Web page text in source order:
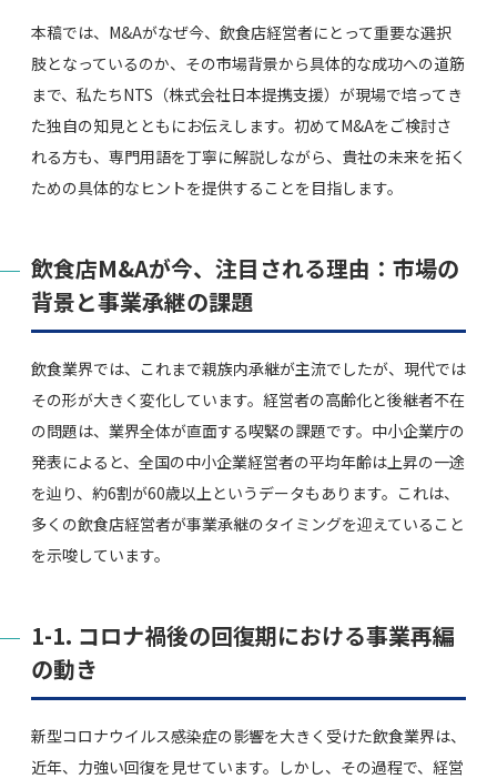
本稿では、M&Aがなぜ今、飲食店経営者にとって重要な選択
肢となっているのか、その市場背景から具体的な成功への道筋
まで、私たちNTS（株式会社日本提携支援）が現場で培ってき
た独自の知見とともにお伝えします。初めてM&Aをご検討さ
れる方も、専門用語を丁寧に解説しながら、貴社の未来を拓く
ための具体的なヒントを提供することを目指します。
飲食店M&Aが今、注目される理由：市場の
背景と事業承継の課題
飲食業界では、これまで親族内承継が主流でしたが、現代では
その形が大きく変化しています。経営者の高齢化と後継者不在
の問題は、業界全体が直面する喫緊の課題です。中小企業庁の
発表によると、全国の中小企業経営者の平均年齢は上昇の一途
を辿り、約6割が60歳以上というデータもあります。これは、
多くの飲食店経営者が事業承継のタイミングを迎えていること
を示唆しています。
1-1. コロナ禍後の回復期における事業再編
の動き
新型コロナウイルス感染症の影響を大きく受けた飲食業界は、
近年、力強い回復を見せています。しかし、その過程で、経営